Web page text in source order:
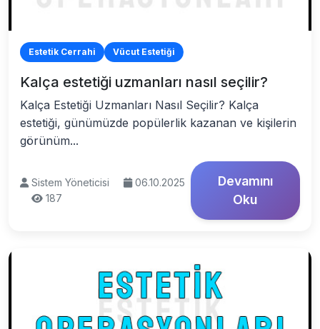
Estetik Cerrahi Vücut Estetiği
Kalça estetiği uzmanları nasıl seçilir?
Kalça Estetiği Uzmanları Nasıl Seçilir? Kalça
estetiği, günümüzde popülerlik kazanan ve kişilerin
görünüm...
Sistem Yöneticisi
06.10.2025
187
Devamını
Oku